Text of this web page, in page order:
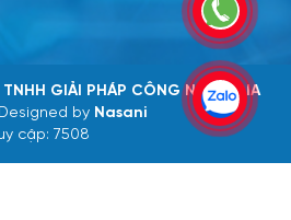
GIẢI PHÁP CÔNG NGHỆ GIA
by Nasani
cập: 7508